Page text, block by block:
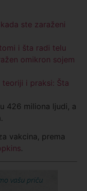
ste zaraženi
i šta radi telu
omikron sojem
teoriji i praksi: Šta
426 miliona ljudi, a
vakcina, prema
.